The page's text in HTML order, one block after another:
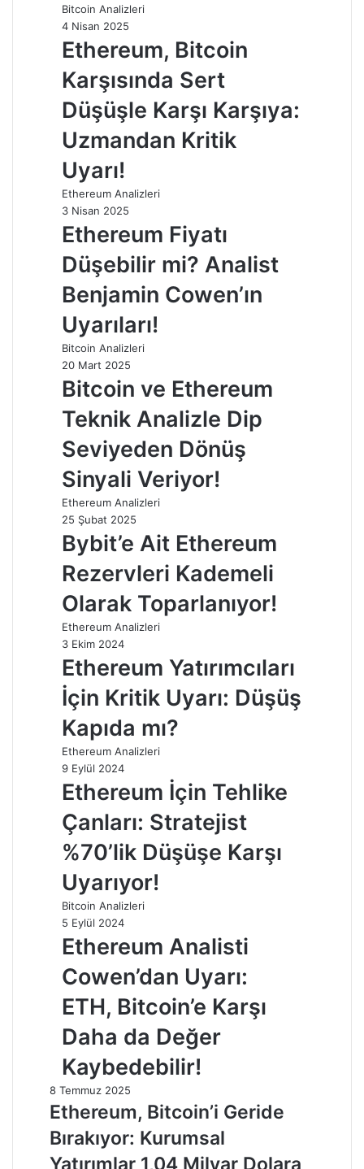
Bitcoin Analizleri
4 Nisan 2025
Ethereum, Bitcoin
Karşısında Sert
Düşüşle Karşı Karşıya:
Uzmandan Kritik
Uyarı!
Ethereum Analizleri
3 Nisan 2025
Ethereum Fiyatı
Düşebilir mi? Analist
Benjamin Cowen’ın
Uyarıları!
Bitcoin Analizleri
20 Mart 2025
Bitcoin ve Ethereum
Teknik Analizle Dip
Seviyeden Dönüş
Sinyali Veriyor!
Ethereum Analizleri
25 Şubat 2025
Bybit’e Ait Ethereum
Rezervleri Kademeli
Olarak Toparlanıyor!
Ethereum Analizleri
3 Ekim 2024
Ethereum Yatırımcıları
İçin Kritik Uyarı: Düşüş
Kapıda mı?
Ethereum Analizleri
9 Eylül 2024
Ethereum İçin Tehlike
Çanları: Stratejist
%70’lik Düşüşe Karşı
Uyarıyor!
Bitcoin Analizleri
5 Eylül 2024
Ethereum Analisti
Cowen’dan Uyarı:
ETH, Bitcoin’e Karşı
Daha da Değer
Kaybedebilir!
8 Temmuz 2025
Ethereum, Bitcoin’i Geride
Bırakıyor: Kurumsal
Yatırımlar 1,04 Milyar Dolara